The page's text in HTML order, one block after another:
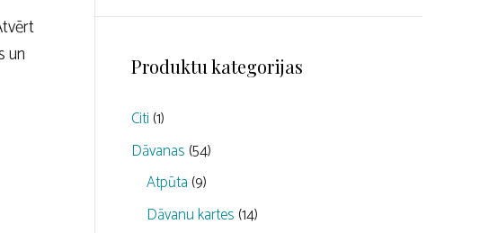
un
Produktu kategorijas
Citi (1)
Dāvanas (54)
Atpūta (9)
Dāvanu kartes (14)